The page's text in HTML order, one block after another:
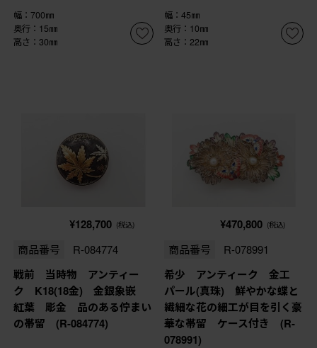
幅：700㎜
奥行：15㎜
高さ：30㎜
幅：45㎜
奥行：10㎜
高さ：22㎜
¥128,700 (税込)
商品番号 R-084774
戦前 当時物 アンティー
ク K18(18金) 金銀象嵌
紅葉 彫金 品のある佇まい
の帯留 (R-084774)
¥470,800 (税込)
商品番号 R-078991
希少 アンティーク 金工
パール(真珠) 鮮やかな蝶と
繊細な花の細工が目を引く豪
華な帯留 ケース付き (R-
078991)